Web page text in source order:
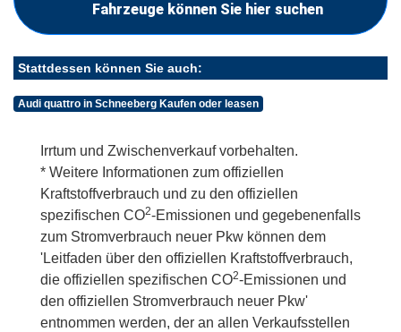
Fahrzeuge können Sie hier suchen
Stattdessen können Sie auch:
Audi quattro in Schneeberg Kaufen oder leasen
Irrtum und Zwischenverkauf vorbehalten.
* Weitere Informationen zum offiziellen
Kraftstoffverbrauch und zu den offiziellen
spezifischen CO2-Emissionen und gegebenenfalls
zum Stromverbrauch neuer Pkw können dem
'Leitfaden über den offiziellen Kraftstoffverbrauch,
die offiziellen spezifischen CO2-Emissionen und
den offiziellen Stromverbrauch neuer Pkw'
entnommen werden, der an allen Verkaufsstellen